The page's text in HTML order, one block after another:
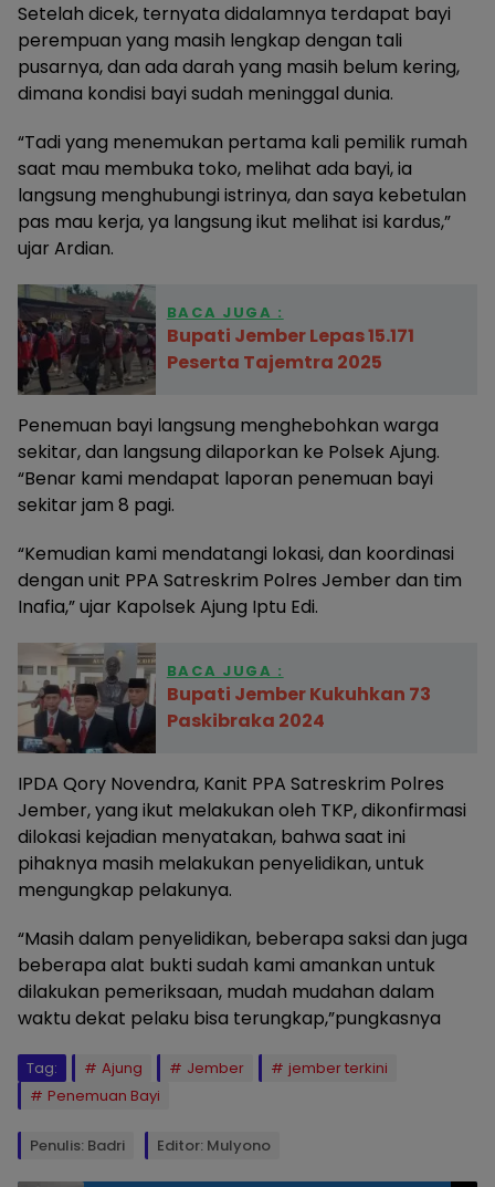
Setelah dicek, ternyata didalamnya terdapat bayi
perempuan yang masih lengkap dengan tali
pusarnya, dan ada darah yang masih belum kering,
dimana kondisi bayi sudah meninggal dunia.
“Tadi yang menemukan pertama kali pemilik rumah
saat mau membuka toko, melihat ada bayi, ia
langsung menghubungi istrinya, dan saya kebetulan
pas mau kerja, ya langsung ikut melihat isi kardus,”
ujar Ardian.
BACA JUGA :
Bupati Jember Lepas 15.171
Peserta Tajemtra 2025
Penemuan bayi langsung menghebohkan warga
sekitar, dan langsung dilaporkan ke Polsek Ajung.
“Benar kami mendapat laporan penemuan bayi
sekitar jam 8 pagi.
“Kemudian kami mendatangi lokasi, dan koordinasi
dengan unit PPA Satreskrim Polres Jember dan tim
Inafia,” ujar Kapolsek Ajung Iptu Edi.
BACA JUGA :
Bupati Jember Kukuhkan 73
Paskibraka 2024
IPDA Qory Novendra, Kanit PPA Satreskrim Polres
Jember, yang ikut melakukan oleh TKP, dikonfirmasi
dilokasi kejadian menyatakan, bahwa saat ini
pihaknya masih melakukan penyelidikan, untuk
mengungkap pelakunya.
“Masih dalam penyelidikan, beberapa saksi dan juga
beberapa alat bukti sudah kami amankan untuk
dilakukan pemeriksaan, mudah mudahan dalam
waktu dekat pelaku bisa terungkap,”pungkasnya
Tag: Ajung Jember
jember terkini
Penemuan Bayi
Penulis: Badri Editor: Mulyono